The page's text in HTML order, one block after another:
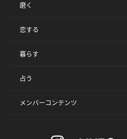
磨く
恋する
暮らす
占う
メンバーコンテンツ